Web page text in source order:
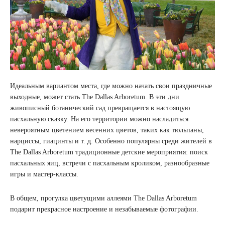
Идеальным вариантом места, где можно начать свои праздничные
выходные, может стать The Dallas Arboretum. В эти дни
живописный ботанический сад превращается в настоящую
пасхальную сказку. На его территории можно насладиться
невероятным цветением весенних цветов, таких как тюльпаны,
нарциссы, гиацинты и т. д. Особенно популярны среди жителей в
The Dallas Arboretum традиционные детские мероприятия: поиск
пасхальных яиц, встречи с пасхальным кроликом, разнообразные
игры и мастер-классы.
В общем, прогулка цветущими аллеями The Dallas Arboretum
подарит прекрасное настроение и незабываемые фотографии.